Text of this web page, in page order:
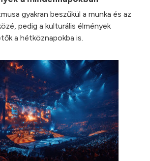
gyakran beszűkül a munka és az
pedig a kulturális élmények
a hétköznapokba is.